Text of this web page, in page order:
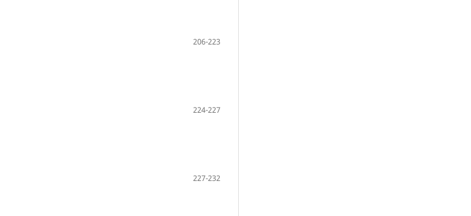
206-223
224-227
227-232